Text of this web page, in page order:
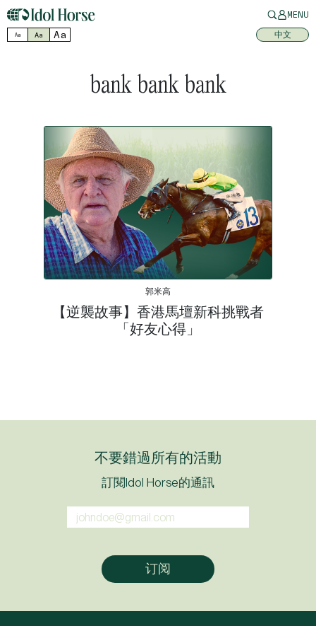
MENU
Aa Aa Aa 中文
bank bank bank
郭米高
【逆襲故事】香港馬壇新科挑戰者
「好友心得」
不要錯過所有的活動
訂閱Idol Horse的通訊